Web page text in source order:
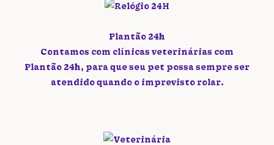
Plantão 24h
Contamos com clínicas veterinárias com
Plantão 24h, para que seu pet possa sempre ser
atendido quando o imprevisto rolar.